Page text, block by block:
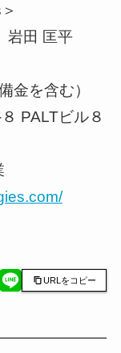
岩田 匡平
を含む）
PALTビル８
URLをコピー